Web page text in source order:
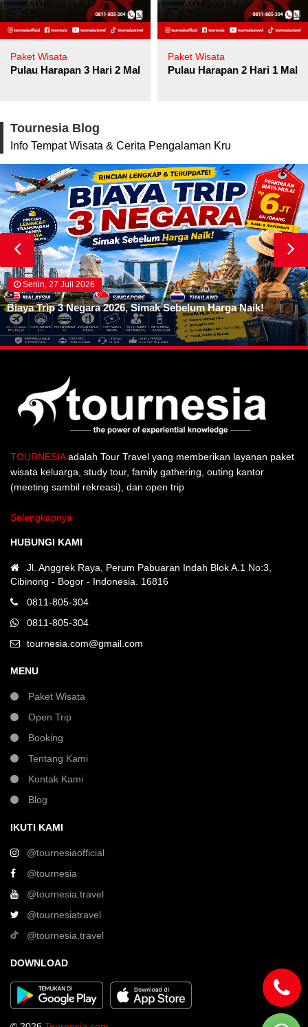
Paket Wisata
Pulau Harapan 3 Hari 2 Malam
Paket Wisata
Pulau Harapan 2 Hari 1
Tournesia Blog
Info Tempat Wisata & Cerita Pengalaman Kru
Senin, 27 Juli 2026
Biaya Trip 3 Negara 2026, Simak Sebelum Harga Naik!
TOURNESIAadalah Tour Travel yang memberikan layanan paket
wisata keluarga, study tour, family gathering, outing kantor
(meeting sambil rekreasi), dan open trip
Selengkapnya
HUBUNGI KAMI
Jl. Anggrek Raya, Perum Pabuaran Indah Blok A.1 No:3,
Cibinong - Bogor - Indonesia. 16816
0811-805-304
0811-805-304
tournesia.com@gmail.com
MENU
Paket Wisata
Open Trip
Booking
Tentang Kami
Kontak Kami
Blog
IKUTI KAMI
@tournesiaofficial
@tournesia
@tournesia.travel
@tournesiatravel
@tournesia.travel
DOWNLOAD